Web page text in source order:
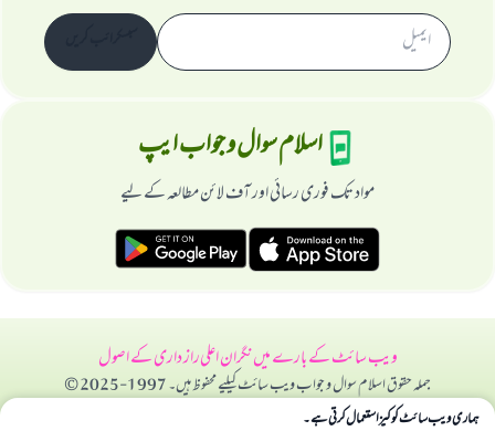
اسلام سوال و جواب ایپ
مواد تک فوری رسائی اور آف لائن مطالعہ کے لیے
ویب سائٹ کے بارے میںنگران اعلیراز داری کے اصول
جملہ حقوق اسلام سوال و جواب ویب سائٹ کیلیے محفوظ ہیں۔ 1997-2025 ©
ہماری ویب سائٹ کوکیز استعمال کرتی ہے۔